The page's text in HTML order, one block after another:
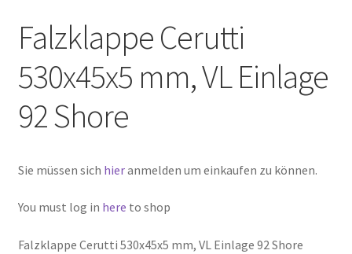
Falzklappe Cerutti
530x45x5 mm, VL Einlage
92 Shore
Sie müssen sich hieranmelden um einkaufen zu können.
You must log in here to shop
Falzklappe Cerutti 530x45x5 mm, VL Einlage 92 Shore